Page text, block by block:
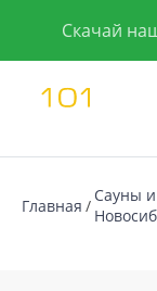
Скачай
Главная
Сауны